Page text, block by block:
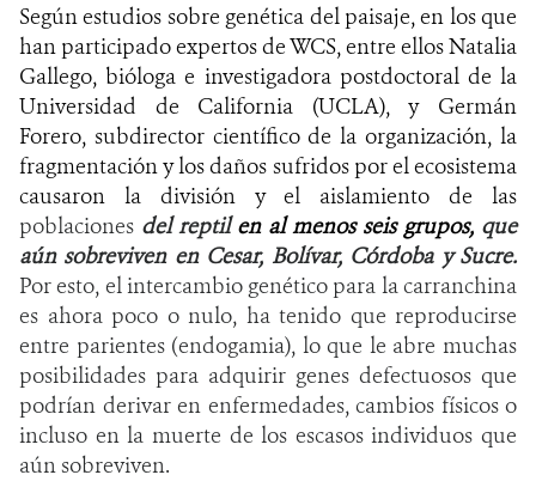
Según estudios sobre genética del paisaje, en los que
han participado expertos de WCS, entre ellos Natalia
Gallego, bióloga e investigadora postdoctoral de la
Universidad de California (UCLA), y Germán
Forero, subdirector científico de la organización, la
fragmentación y los daños sufridos por el ecosistema
causaron la división y el aislamiento de las
poblaciones del reptilen al menos seis grupos, que
aún sobreviven en Cesar, Bolívar, Córdoba y Sucre.
Por esto, el intercambio genético para la carranchina
es ahora poco o nulo, ha tenido que reproducirse
entre parientes (endogamia), lo que le abre muchas
posibilidades para adquirir genes defectuosos que
podrían derivar en enfermedades, cambios físicos o
incluso en la muerte de los escasos individuos que
aún sobreviven.